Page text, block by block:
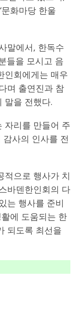
화마당 한울
말에서, 한독수
들을 모시고 음
인회에게는 매우
며 출연진과 참
말을 전했다.
자리를 만들어 주
사의 인사를 전
적으로 행사가 치
바덴한인회의 다
는 행사를 준비
에 도움되는 한
되도록 최선을